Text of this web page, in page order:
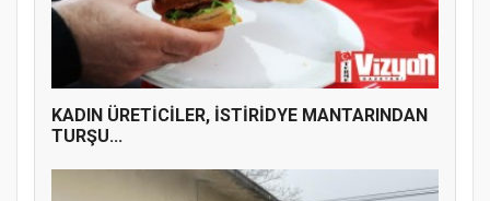
KADIN ÜRETİCİLER, İSTİRİDYE MANTARINDAN
TURŞU...